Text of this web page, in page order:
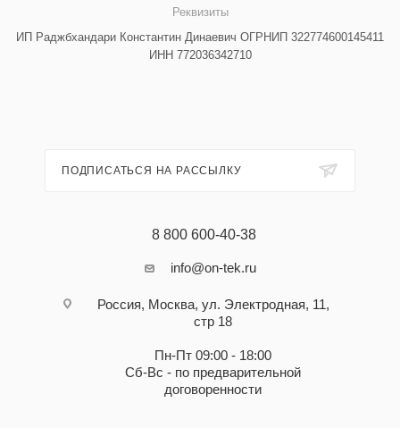
Реквизиты
ИП Раджбхандари Константин Динаевич ОГРНИП 322774600145411
ИНН 772036342710
ПОДПИСАТЬСЯ НА РАССЫЛКУ
8 800 600-40-38
info@on-tek.ru
Россия, Москва, ул. Электродная, 11,
стр 18
Пн-Пт 09:00 - 18:00
Сб-Вс - по предварительной
договоренности